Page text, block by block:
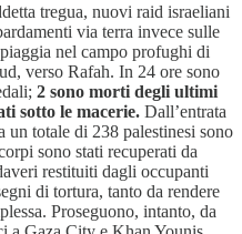
tregua, nuovi raid israeliani
via terra invece sulle
nel campo profughi di
verso Rafah. In 24 ore sono
2 sono morti degli ultimi
sotto le macerie. Dall’entrata
un totale di 238 palestinesi sono
sono stati recuperati da
restituiti dagli occupanti
di tortura, tanto da rendere
Proseguono, intanto, da